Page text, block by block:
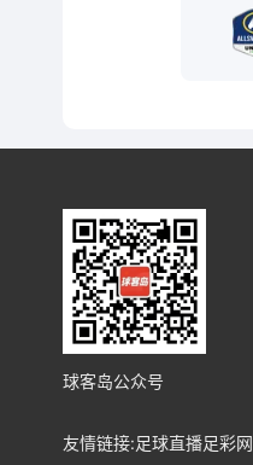
球客岛公众号
友情链接:足球直播足彩网